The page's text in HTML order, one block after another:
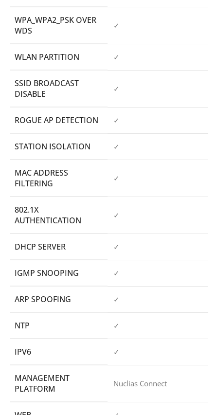
WPA_WPA2_PSK OVER
WDS
✓
WLAN PARTITION ✓
SSID BROADCAST
DISABLE
✓
ROGUE AP DETECTION ✓
STATION ISOLATION ✓
MAC ADDRESS
FILTERING
✓
802.1X
AUTHENTICATION
✓
DHCP SERVER ✓
IGMP SNOOPING ✓
ARP SPOOFING ✓
NTP ✓
IPV6 ✓
MANAGEMENT
PLATFORM
Nuclias Connect